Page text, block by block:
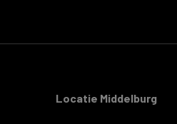
Locatie Middelburg